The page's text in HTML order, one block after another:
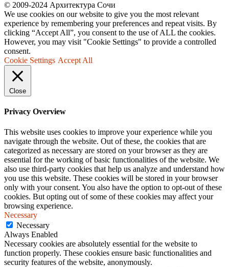
© 2009-2024 Архитектура Сочи
We use cookies on our website to give you the most relevant
experience by remembering your preferences and repeat visits. By
clicking “Accept All”, you consent to the use of ALL the cookies.
However, you may visit "Cookie Settings" to provide a controlled
consent.
Cookie Settings Accept All
Close
Privacy Overview
This website uses cookies to improve your experience while you
navigate through the website. Out of these, the cookies that are
categorized as necessary are stored on your browser as they are
essential for the working of basic functionalities of the website. We
also use third-party cookies that help us analyze and understand how
you use this website. These cookies will be stored in your browser
only with your consent. You also have the option to opt-out of these
cookies. But opting out of some of these cookies may affect your
browsing experience.
Necessary
Necessary
Always Enabled
Necessary cookies are absolutely essential for the website to
function properly. These cookies ensure basic functionalities and
security features of the website, anonymously.